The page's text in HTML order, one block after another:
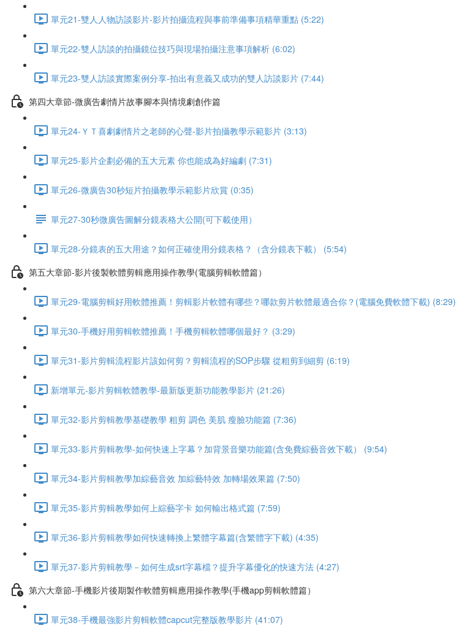
單元21-雙人人物訪談影片-影片拍攝流程與事前準備事項精華重點 (5:22)
單元22-雙人訪談的拍攝鏡位技巧與現場拍攝注意事項解析 (6:02)
單元23-雙人訪談實際案例分享-拍出有意義又成功的雙人訪談影片 (7:44)
第四大章節-微廣告劇情片故事腳本與情境劇創作篇
單元24-ＹＴ喜劇劇情片之老師的心聲-影片拍攝教學示範影片 (3:13)
單元25-影片企劃必備的五大元素 你也能成為好編劇 (7:31)
單元26-微廣告30秒短片拍攝教學示範影片欣賞 (0:35)
單元27-30秒微廣告圖解分鏡表格大公開(可下載使用）
單元28-分鏡表的五大用途？如何正確使用分鏡表格？（含分鏡表下載） (5:54)
第五大章節-影片後製軟體剪輯應用操作教學(電腦剪輯軟體篇）
單元29-電腦剪輯好用軟體推薦！剪輯影片軟體有哪些？哪款剪片軟體最適合你？(電腦免費軟體下載) (8:29)
單元30-手機好用剪輯軟體推薦！手機剪輯軟體哪個最好？ (3:29)
單元31-影片剪輯流程影片該如何剪？剪輯流程的SOP步驟 從粗剪到細剪 (6:19)
新增單元-影片剪輯軟體教學-最新版更新功能教學影片 (21:26)
單元32-影片剪輯教學基礎教學 粗剪 調色 美肌 瘦臉功能篇 (7:36)
單元33-影片剪輯教學-如何快速上字幕？加背景音樂功能篇(含免費綜藝音效下載） (9:54)
單元34-影片剪輯教學加綜藝音效 加綜藝特效 加轉場效果篇 (7:50)
單元35-影片剪輯教學如何上綜藝字卡 如何輸出格式篇 (7:59)
單元36-影片剪輯教學如何快速轉換上繁體字幕篇(含繁體字下載) (4:35)
單元37-影片剪輯教學－如何生成srt字幕檔？提升字幕優化的快速方法 (4:27)
第六大章節-手機影片後期製作軟體剪輯應用操作教學(手機app剪輯軟體篇）
單元38-手機最強影片剪輯軟體capcut完整版教學影片 (41:07)